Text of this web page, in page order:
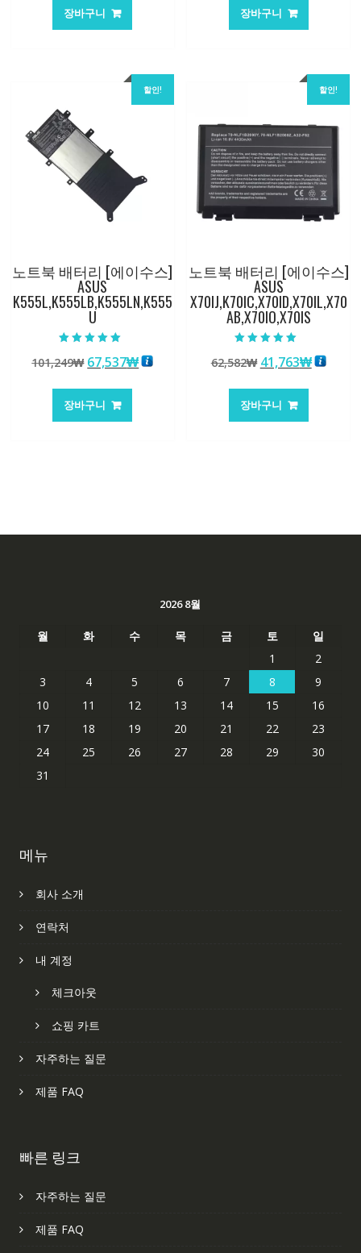
가
격:
장바구니
가
격:
장바구니
할인!
노트북 배터리 [에이수스]
ASUS
K555L,K555LB,K555LN,K555
U
5.00
로 평가됨
101,249₩ 원
가
격:
67,537₩현
장바구니
할인!
노트북 배터리 [에이수스]
ASUS
X70IJ,K70IC,X70ID,X70IL,X70
AB,X70IO,X70IS
5.00
로 평가됨
62,582₩ 원
가
격:
41,763₩현
장바구니
2026 8월
월 화 수 목 금 토
일
1
2
3
4 5 6 7 8
9
10
11 12 13 14 15
16
17
18 19 20 21 22
23
24
25 26 27 28 29
30
31
메뉴
회사 소개
연락처
내 계정
체크아웃
쇼핑 카트
자주하는 질문
제품 FAQ
빠른 링크
자주하는 질문
제품 FAQ